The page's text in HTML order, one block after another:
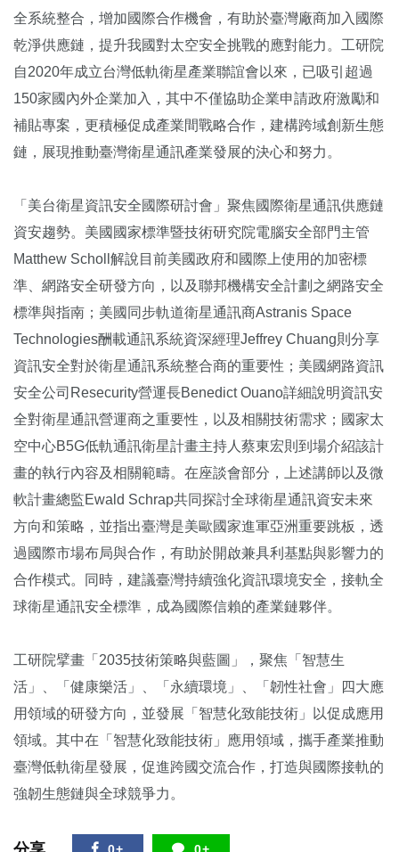
全系統整合，增加國際合作機會，有助於臺灣廠商加入國際
乾淨供應鏈，提升我國對太空安全挑戰的應對能力。工研院
自2020年成立台灣低軌衛星產業聯誼會以來，已吸引超過
150家國內外企業加入，其中不僅協助企業申請政府激勵和
補貼專案，更積極促成產業間戰略合作，建構跨域創新生態
鏈，展現推動臺灣衛星通訊產業發展的決心和努力。
「美台衛星資訊安全國際研討會」聚焦國際衛星通訊供應鏈
資安趨勢。美國國家標準暨技術研究院電腦安全部門主管
Matthew Scholl解說目前美國政府和國際上使用的加密標
準、網路安全研發方向，以及聯邦機構安全計劃之網路安全
標準與指南；美國同步軌道衛星通訊商Astranis Space
Technologies酬載通訊系統資深經理Jeffrey Chuang則分享
資訊安全對於衛星通訊系統整合商的重要性；美國網路資訊
安全公司Resecurity營運長Benedict Ouano詳細說明資訊安
全對衛星通訊營運商之重要性，以及相關技術需求；國家太
空中心B5G低軌通訊衛星計畫主持人蔡東宏則到場介紹該計
畫的執行內容及相關範疇。在座談會部分，上述講師以及微
軟計畫總監Ewald Schrap共同探討全球衛星通訊資安未來
方向和策略，並指出臺灣是美歐國家進軍亞洲重要跳板，透
過國際市場布局與合作，有助於開啟兼具利基點與影響力的
合作模式。同時，建議臺灣持續強化資訊環境安全，接軌全
球衛星通訊安全標準，成為國際信賴的產業鏈夥伴。
工研院擘畫「2035技術策略與藍圖」，聚焦「智慧生
活」、「健康樂活」、「永續環境」、「韌性社會」四大應
用領域的研發方向，並發展「智慧化致能技術」以促成應用
領域。其中在「智慧化致能技術」應用領域，攜手產業推動
臺灣低軌衛星發展，促進跨國交流合作，打造與國際接軌的
強韌生態鏈與全球競爭力。